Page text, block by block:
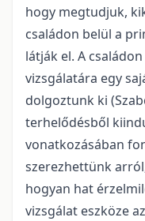
hogy megtudjuk,
családon belül a
látják el. A
vizsgálatára egy
dolgoztunk ki
terhelődésből
vonatkozásában
szerezhettünk
hogyan hat
vizsgálat eszköze